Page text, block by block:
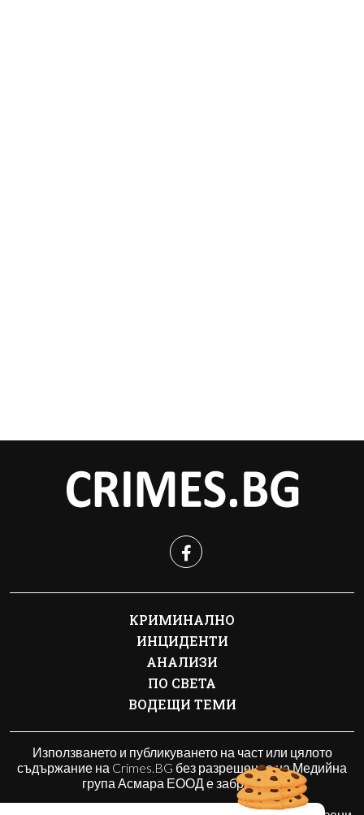
КРИМИНАЛНО
ИНЦИДЕНТИ
АНАЛИЗИ
ПО СВЕТА
ВОДЕЩИ ТЕМИ
Използването и публикуването на част или цялото
съдържание на Crimes.BG без разрешение на Медийна
група Асмара ЕООД е забранено.